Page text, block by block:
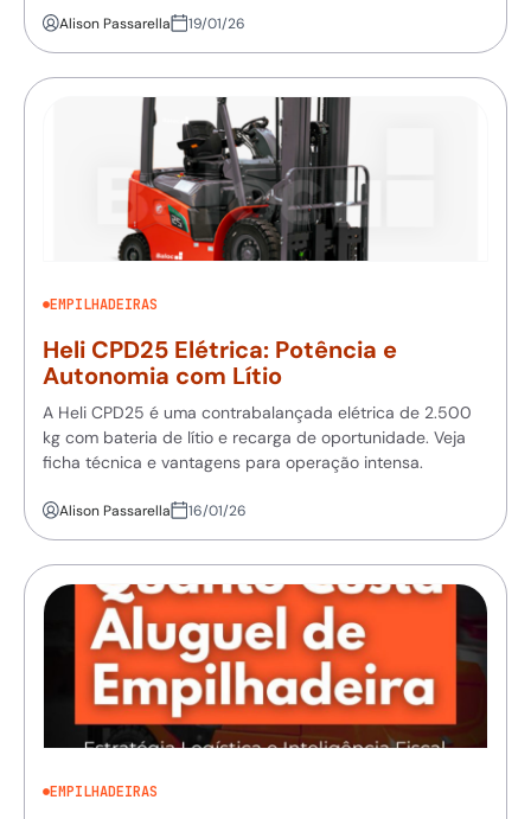
Alison Passarella 19/01/26
EMPILHADEIRAS
Heli CPD25 Elétrica: Potência e
Autonomia com Lítio
A Heli CPD25 é uma contrabalançada elétrica de 2.500
kg com bateria de lítio e recarga de oportunidade. Veja
ficha técnica e vantagens para operação intensa.
Alison Passarella 16/01/26
EMPILHADEIRAS